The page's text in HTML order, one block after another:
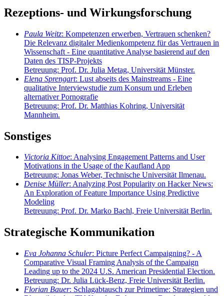
Rezeptions- und Wirkungsforschung
Paula Weitz: Kompetenzen erwerben, Vertrauen schenken?
Die Relevanz digitaler Medienkompetenz für das Vertrauen in
Wissenschaft - Eine quantitative Analyse basierend auf den
Daten des TISP-Projekts
Betreuung: Prof. Dr. Julia Metag, Universität Münster.
Elena Sprengart: Lust abseits des Mainstreams - Eine
qualitative Interviewstudie zum Konsum und Erleben
alternativer Pornografie
Betreuung: Prof. Dr. Matthias Kohring, Universität
Mannheim.
Sonstiges
Victoria Kittoe: Analysing Engagement Patterns and User
Motivations in the Usage of the Kaufland App
Betreuung: Jonas Weber, Technische Universität Ilmenau.
Denise Müller: Analyzing Post Popularity on Hacker News:
An Exploration of Feature Importance Using Predictive
Modeling
Betreuung: Prof. Dr. Marko Bachl, Freie Universität Berlin.
Strategische Kommunikation
Eva Johanna Schuler: Picture Perfect Campaigning? - A
Comparative Visual Framing Analysis of the Campaign
Leading up to the 2024 U.S. American Presidential Election.
Betreuung: Dr. Julia Lück-Benz, Freie Universität Berlin.
Florian Bauer: Schlagabtausch zur Primetime: Strategien und